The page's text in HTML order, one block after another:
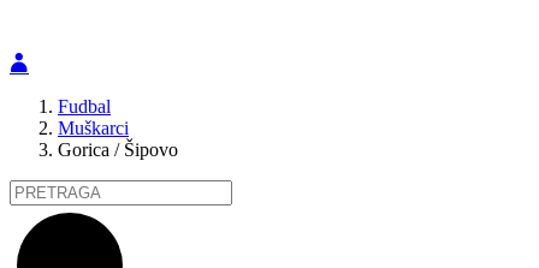
Fudbal
Muškarci
Gorica / Šipovo